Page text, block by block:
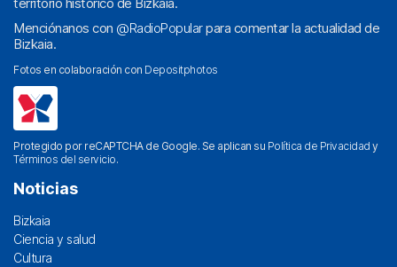
territorio histórico de Bizkaia.
Menciónanos con @RadioPopularpara comentar la actualidad de
Bizkaia.
Fotos en colaboración con Depositphotos
Protegido por reCAPTCHA de Google. Se aplican su Política de Privacidad y
Términos del servicio.
Noticias
Bizkaia
Ciencia y salud
Cultura